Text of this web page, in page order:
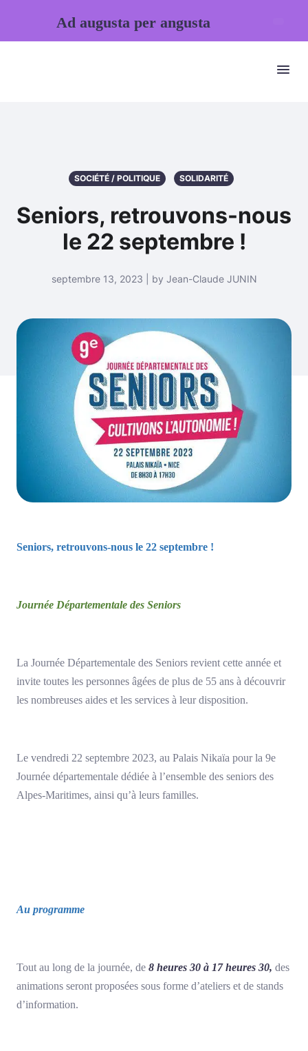
SOCIÉTÉ / POLITIQUE SOLIDARITÉ
Seniors, retrouvons-nous
le 22 septembre !
septembre 13, 2023 | by Jean-Claude JUNIN
Seniors, retrouvons-nous le 22 septembre !
Journée Départementale des Seniors
La Journée Départementale des Seniors revient cette année et
invite toutes les personnes âgées de plus de 55 ans à découvrir
les nombreuses aides et les services à leur disposition.
Le vendredi 22 septembre 2023, au Palais Nikaïa pour la 9e
Journée départementale dédiée à l’ensemble des seniors des
Alpes-Maritimes, ainsi qu’à leurs familles.
Au programme
Tout au long de la journée, de 8 heures 30 à 17 heures 30, des
animations seront proposées sous forme d’ateliers et de stands
d’information.
Ad augusta per angusta